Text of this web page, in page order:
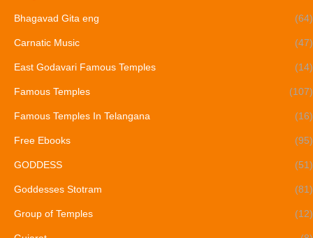
Bhagavad Gita eng (64)
Carnatic Music (47)
East Godavari Famous Temples (14)
Famous Temples (107)
Famous Temples In Telangana (16)
Free Ebooks (95)
GODDESS (51)
Goddesses Stotram (81)
Group of Temples (12)